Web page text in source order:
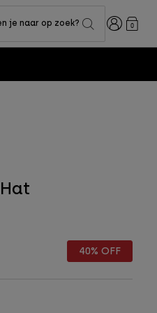
je naar op zoek? Inloggen
0
40% OFF